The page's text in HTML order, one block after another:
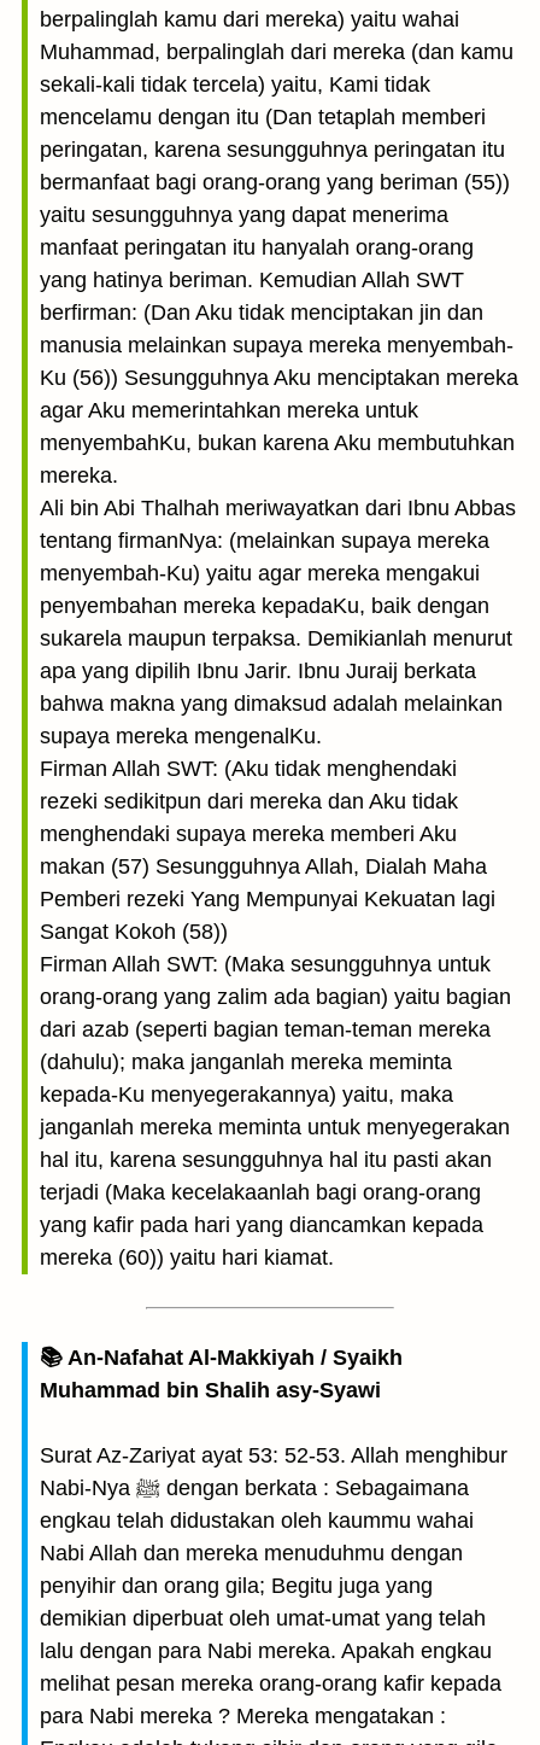
berpalinglah kamu dari mereka) yaitu wahai
Muhammad, berpalinglah dari mereka (dan kamu
sekali-kali tidak tercela) yaitu, Kami tidak
mencelamu dengan itu (Dan tetaplah memberi
peringatan, karena sesungguhnya peringatan itu
bermanfaat bagi orang-orang yang beriman (55))
yaitu sesungguhnya yang dapat menerima
manfaat peringatan itu hanya­lah orang-orang
yang hatinya beriman. Kemudian Allah SWT
berfirman: (Dan Aku tidak menciptakan jin dan
manusia melainkan supaya mereka menyembah-
Ku (56)) Sesungguhnya Aku menciptakan mereka
agar Aku memerintahkan mereka untuk
menyembahKu, bukan karena Aku membutuhkan
mereka.
Ali bin Abi Thalhah meriwayatkan dari Ibnu Abbas
tentang firmanNya: (melainkan supaya mereka
menyembah-Ku) yaitu agar mereka mengakui
penyembahan mereka kepadaKu, baik dengan
sukarela maupun terpaksa. Demikianlah menurut
apa yang dipilih Ibnu Jarir. Ibnu Juraij berkata
bahwa makna yang dimaksud adalah melainkan
supaya mereka mengenalKu.
Firman Allah SWT: (Aku tidak menghendaki
rezeki sedikitpun dari mereka dan Aku tidak
menghendaki supaya mereka memberi Aku
makan (57) Sesungguhnya Allah, Dialah Maha
Pemberi rezeki Yang Mempunyai Kekuatan lagi
Sangat Kokoh (58))
Firman Allah SWT: (Maka sesungguhnya untuk
orang-orang yang zalim ada bagian) yaitu bagian
dari azab (seperti bagian teman-teman mereka
(dahulu); maka janganlah mereka meminta
kepada-Ku menyegerakannya) yaitu, maka
janganlah mereka meminta untuk menyegerakan
hal itu, karena sesungguhnya hal itu pasti akan
terjadi (Maka kecelakaanlah bagi orang-orang
yang kafir pada hari yang diancamkan kepada
mereka (60)) yaitu hari kiamat.
📚 An-Nafahat Al-Makkiyah / Syaikh
Muhammad bin Shalih asy-Syawi
Surat Az-Zariyat ayat 53: 52-53. Allah menghibur
Nabi-Nya ﷺ dengan berkata : Sebagaimana
engkau telah didustakan oleh kaummu wahai
Nabi Allah dan mereka menuduhmu dengan
penyihir dan orang gila; Begitu juga yang
demikian diperbuat oleh umat-umat yang telah
lalu dengan para Nabi mereka. Apakah engkau
melihat pesan mereka orang-orang kafir kepada
para Nabi mereka ? Mereka mengatakan :